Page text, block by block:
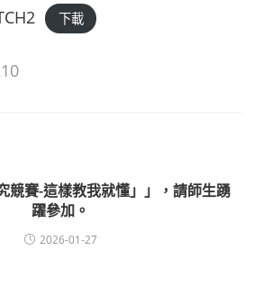
下載
競賽-這樣教我就懂」」，請師生踴
躍參加。
2026-01-27